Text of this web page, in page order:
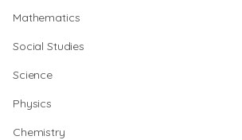
Mathematics
Social Studies
Science
Physics
Chemistry